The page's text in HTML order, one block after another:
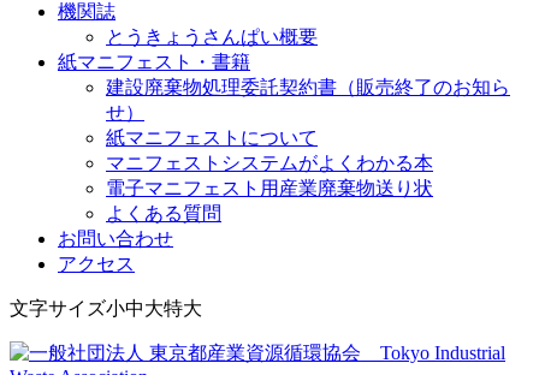
機関誌
とうきょうさんぱい概要
紙マニフェスト・書籍
建設廃棄物処理委託契約書（販売終了のお知ら
せ）
紙マニフェストについて
マニフェストシステムがよくわかる本
電子マニフェスト用産業廃棄物送り状
よくある質問
お問い合わせ
アクセス
Skip
content
文字サイズ小中大特大